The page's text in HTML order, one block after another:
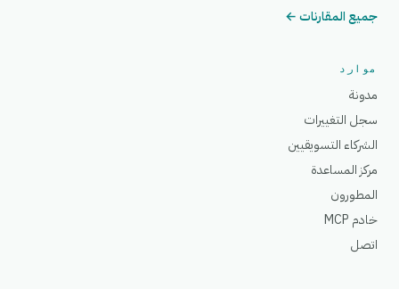
جميع المقارنات ←
موارد
مدونة
سجل التغييرات
الشركاء التسويقيين
مركز المساعدة
المطورون
خادم MCP
اتصل